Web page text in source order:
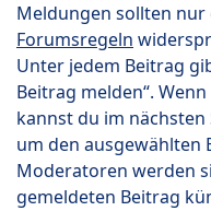
Meldungen sollten
Forumsregeln
Unter jedem Beitrag
Beitrag melden“.
kannst du im
um den ausgewählten
Moderatoren werden
gemeldeten Beitrag